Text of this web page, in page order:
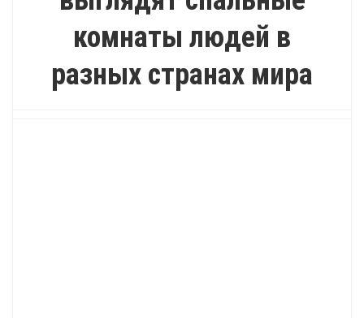
комнаты людей в
разных странах мира